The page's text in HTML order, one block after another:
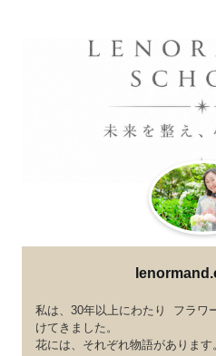
私は、30年以上にわたり フラワ
けてきました。
花には、それぞれ物語がありま